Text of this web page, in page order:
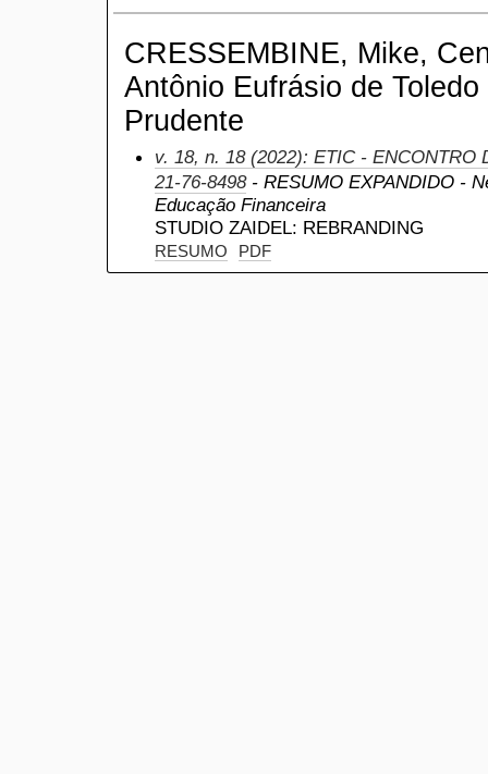
CRESSEMBINE, Mike,
Antônio Eufrásio de
Prudente
v. 18, n. 18 (2022): ETIC - ENCONTRO
21-76-8498- RESUMO EXPANDIDO -
Educação Financeira
STUDIO ZAIDEL: REBRANDING
RESUMO PDF